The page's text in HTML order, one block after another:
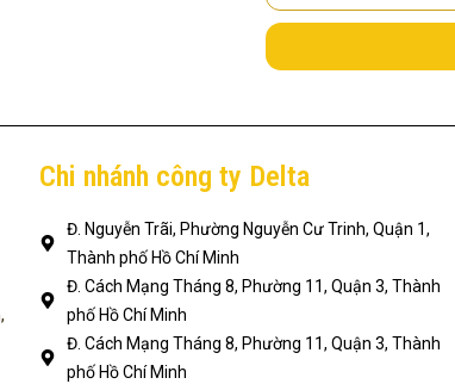
điện
thoại
Chi nhánh công ty Delta
Đ. Nguyễn Trãi, Phường Nguyễn Cư Trinh, Quận 1,
Thành phố Hồ Chí Minh
Đ. Cách Mạng Tháng 8, Phường 11, Quận 3, Thành
phố Hồ Chí Minh
Đ. Cách Mạng Tháng 8, Phường 11, Quận 3, Thành
phố Hồ Chí Minh